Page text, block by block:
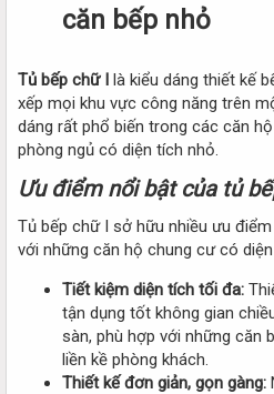
căn bếp nhỏ
Tủ bếp chữ I là kiểu dáng thiết kế
xếp mọi khu vực công năng trên
dáng rất phổ biến trong các căn
phòng ngủ có diện tích nhỏ.
Ưu điểm nổi bật của tủ
Tủ bếp chữ I sở hữu nhiều ưu
với những căn hộ chung cư có
Tiết kiệm diện tích tối đa:
tận dụng tốt không gian
sàn, phù hợp với những căn
liền kề phòng khách.
Thiết kế đơn giản, gọn gàng: